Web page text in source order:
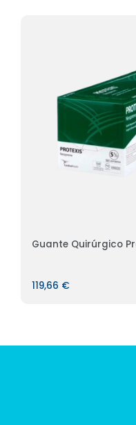
Guante Quirúrgico
119,66 €